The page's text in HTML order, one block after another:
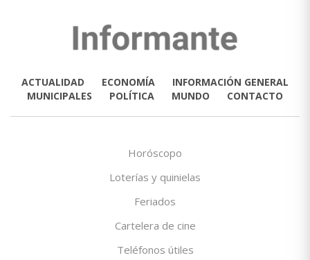
ACTUALIDAD ECONOMÍA
INFORMACIÓN GENERAL
MUNICIPALES
POLÍTICA MUNDO CONTACTO
Horóscopo
Loterías y quinielas
Feriados
Cartelera de cine
Teléfonos útiles